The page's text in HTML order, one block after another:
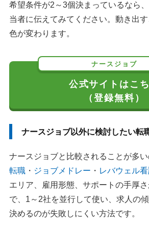
希望条件が2～3個決まっているなら
当者に伝えてみてください。動き出
色が変わります。
ナースジョブ
公式サイトはこ
（登録無料）
ナースジョブ以外に検討したい転
ナースジョブと比較されることが多い
転職 ・ ジョブメドレー ・ レバウェル
エリア、雇用形態、サポートの手厚
で、1～2社を並行して使い、求人の
決めるのが失敗しにくい方法です。